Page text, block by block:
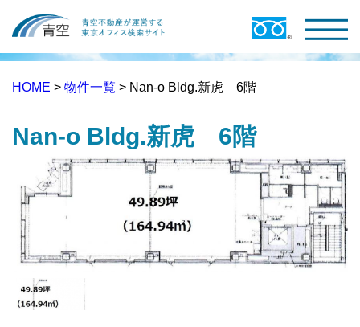
HOME > 物件一覧 > Nan-o Bldg.新虎 6階
Nan-o Bldg.新虎 6階